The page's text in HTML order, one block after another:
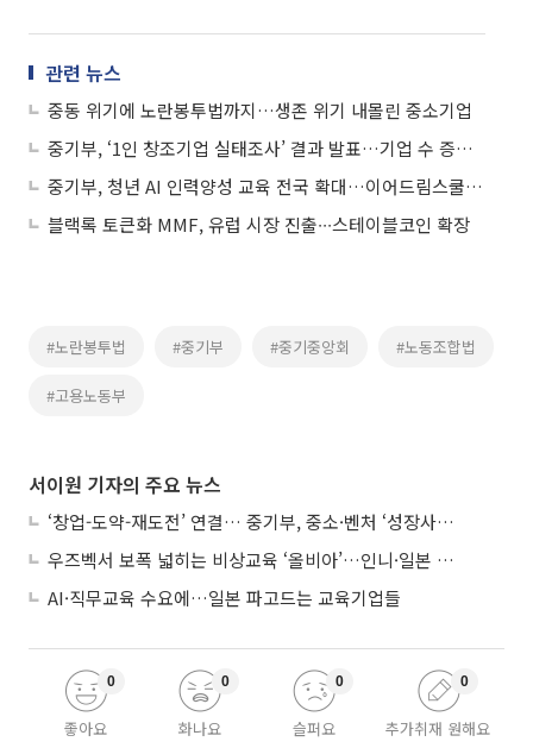
관련 뉴스
중동 위기에 노란봉투법까지…생존 위기 내몰린 중소기업
중기부, ‘1인 창조기업 실태조사’ 결과 발표…기업 수 증가세
중기부, 청년 AI 인력양성 교육 전국 확대…이어드림스쿨 6기 모집
블랙록 토큰화 MMF, 유럽 시장 진출∙∙∙스테이블코인 확장
#노란봉투법 #중기부 #중기중앙회 #노동조합법
#고용노동부
서이원 기자의 주요 뉴스
‘창업-도약-재도전’ 연결… 중기부, 중소·벤처 ‘성장사다리’ 짓는다
우즈벡서 보폭 넓히는 비상교육 ‘올비아’…인니·일본 진출 타진
AI·직무교육 수요에…일본 파고드는 교육기업들
좋아요
0
화나요
0
슬퍼요
0
추가취재 원해요
0